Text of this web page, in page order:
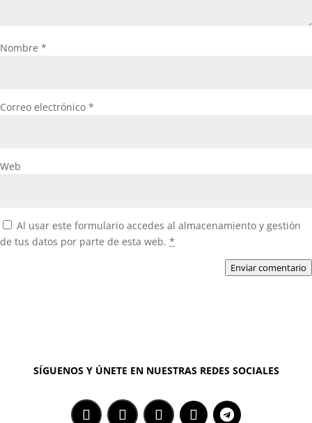
Nombre *
Correo electrónico *
Web
Al usar este formulario accedes al almacenamiento y gestión
de tus datos por parte de esta web. *
Enviar comentario
SÍGUENOS Y ÚNETE EN NUESTRAS REDES SOCIALES